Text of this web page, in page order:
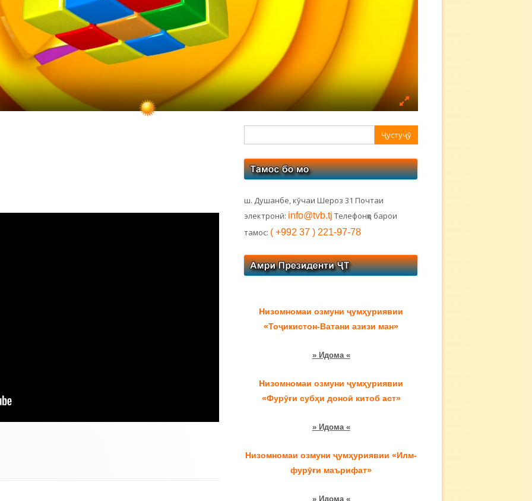
боковая
ш. Душанбе, кӯчаи Шероз 31 Почтаи
электронӣ: info@tvb.tj Телефонҳо барои
тамос: ( +992 37 ) 221-97-78
Низомномаи озмуни ҷумҳуриявии
«Тоҷикистон-Ватани азизи ман»
» Идома «
Низомномаи озмуни ҷумҳуриявии
«Фурӯғи субҳи доноӣ китоб аст»
» Идома «
Низомномаи озмуни ҷумҳуриявии «Илм-
фурӯғи маърифат»
» Идома «